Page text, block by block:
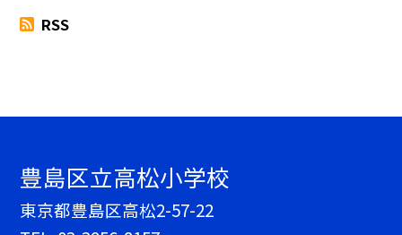
RSS
豊島区立高松小学校
東京都豊島区高松2-57-22